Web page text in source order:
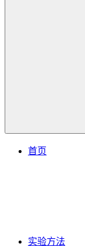
首页
实验方法